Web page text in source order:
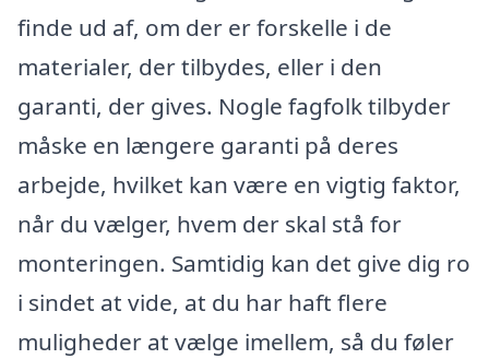
finde ud af, om der er forskelle i de
materialer, der tilbydes, eller i den
garanti, der gives. Nogle fagfolk tilbyder
måske en længere garanti på deres
arbejde, hvilket kan være en vigtig faktor,
når du vælger, hvem der skal stå for
monteringen. Samtidig kan det give dig ro
i sindet at vide, at du har haft flere
muligheder at vælge imellem, så du føler